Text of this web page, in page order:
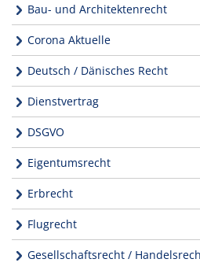
Bau- und Architektenrecht
Corona Aktuelle
Deutsch / Dänisches Recht
Dienstvertrag
DSGVO
Eigentumsrecht
Erbrecht
Flugrecht
Gesellschaftsrecht /